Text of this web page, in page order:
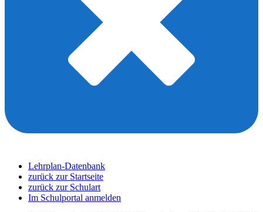
Lehrplan-Datenbank
zurück zur Startseite
zurück zur Schulart
Im Schulportal anmelden